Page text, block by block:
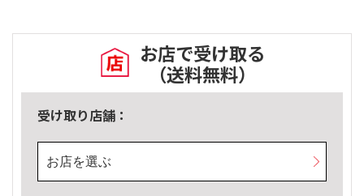
お店で受け取る
（送料無料）
受け取り店舗：
お店を選ぶ